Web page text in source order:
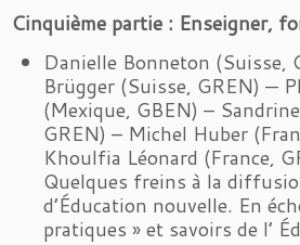
Cinquième partie : Enseigner,
Danielle Bonneton (Suisse,
Brügger (Suisse, GREN) —
(Mexique, GBEN) –
GREN) – Michel Huber
Khoulfia Léonard (France,
Quelques freins à la
d’Éducation nouvelle. En
pratiques » et savoirs de l’